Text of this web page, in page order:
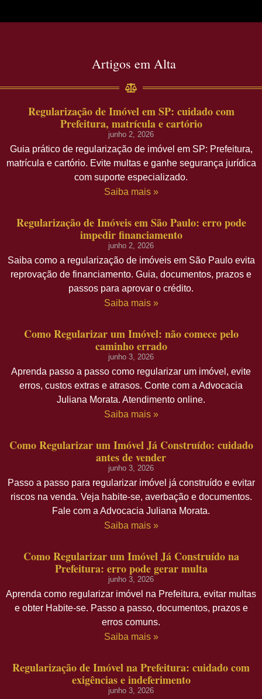
Artigos em Alta
Regularização de Imóvel em SP: cuidado com
Prefeitura, matrícula e cartório
junho 2, 2026
Guia prático de regularização de imóvel em SP: Prefeitura,
matrícula e cartório. Evite multas e ganhe segurança jurídica
com suporte especializado.
Saiba mais »
Regularização de Imóveis em São Paulo: erro pode
impedir financiamento
junho 2, 2026
Saiba como a regularização de imóveis em São Paulo evita
reprovação de financiamento. Guia, documentos, prazos e
passos para aprovar o crédito.
Saiba mais »
Como Regularizar um Imóvel: não comece pelo
caminho errado
junho 3, 2026
Aprenda passo a passo como regularizar um imóvel, evite
erros, custos extras e atrasos. Conte com a Advocacia
Juliana Morata. Atendimento online.
Saiba mais »
Como Regularizar um Imóvel Já Construído: cuidado
antes de vender
junho 3, 2026
Passo a passo para regularizar imóvel já construído e evitar
riscos na venda. Veja habite-se, averbação e documentos.
Fale com a Advocacia Juliana Morata.
Saiba mais »
Como Regularizar um Imóvel Já Construído na
Prefeitura: erro pode gerar multa
junho 3, 2026
Aprenda como regularizar imóvel na Prefeitura, evitar multas
e obter Habite-se. Passo a passo, documentos, prazos e
erros comuns.
Saiba mais »
Regularização de Imóvel na Prefeitura: cuidado com
exigências e indeferimento
junho 3, 2026